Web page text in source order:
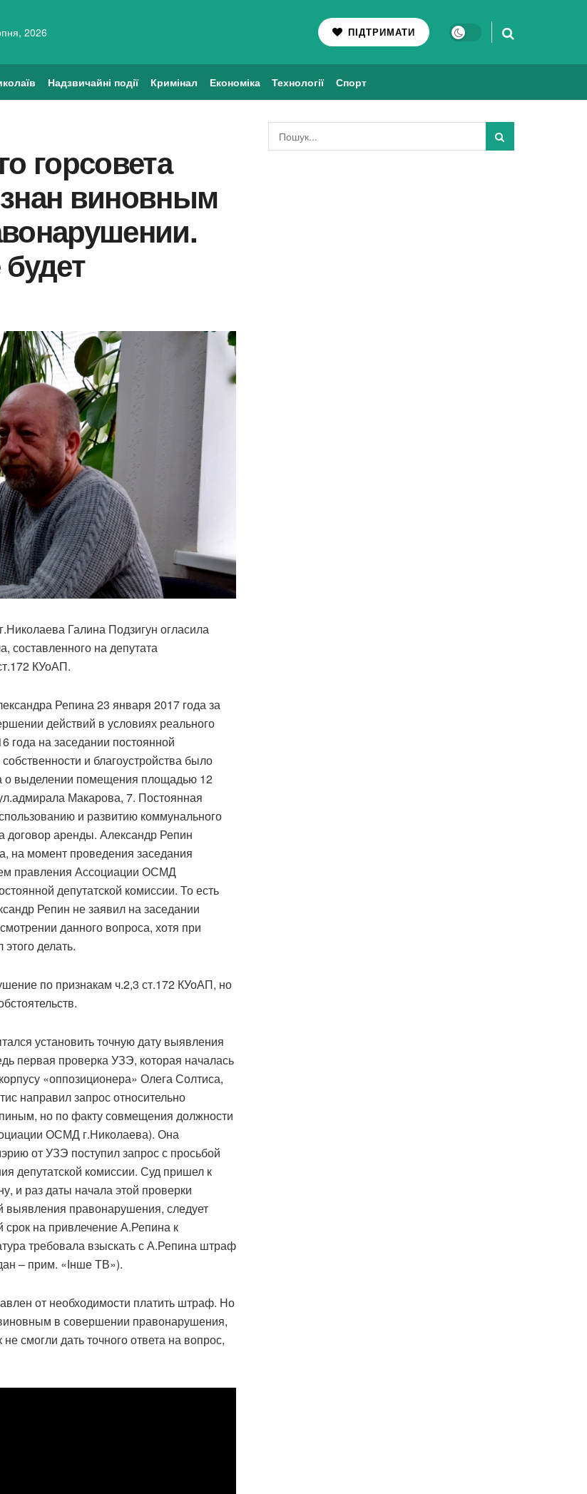
2026 ПІДТРИМАТИ
Надзвичайні події Кримінал Економіка Технології Спорт
горсовета
виновным
Галина Подзигун огласила
составленного на депутата
КУоАП.
Репина 23 января 2017 года за
действий в условиях реального
года на заседании постоянной
и благоустройства было
о выделении помещения площадью 12
Макарова, 7. Постоянная
и развитию коммунального
аренды. Александр Репин
на момент проведения заседания
правления Ассоциации ОСМД
депутатской комиссии. То есть
Репин не заявил на заседании
данного вопроса, хотя при
делать.
по признакам ч.2,3 ст.172 КУоАП, но
установить точную дату выявления
первая проверка УЗЭ, которая началась
«оппозиционера» Олега Солтиса,
направил запрос относительно
но по факту совмещения должности
ОСМД г.Николаева). Она
от УЗЭ поступил запрос с просьбой
депутатской комиссии. Суд пришел к
и раз даты начала этой проверки
выявления правонарушения, следует
срок на привлечение А.Репина к
требовала взыскать с А.Репина штраф
– прим. «Інше ТВ»).
от необходимости платить штраф. Но
в совершении правонарушения,
смогли дать точного ответа на вопрос,